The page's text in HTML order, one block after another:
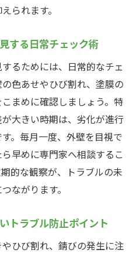
られます。
する日常チェック術
るためには、日常的なチェ
色あせやひび割れ、塗膜の
まめに確認しましょう。特
大きい時期は、劣化が進行
。毎月一度、外壁を目視で
早めに専門家へ相談するこ
的な観察が、トラブルの未
ながります。
トラブル防止ポイント
ひび割れ、錆びの発生に注